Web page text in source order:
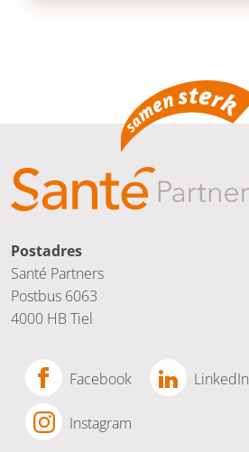
Postadres
Santé Partners
Postbus 6063
4000 HB Tiel
Facebook LinkedIn
Instagram